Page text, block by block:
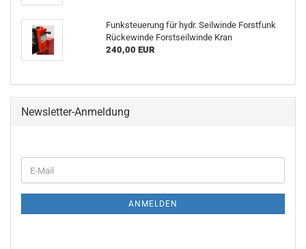
Funksteuerung für hydr. Seilwinde Forstfunk
Rückewinde Forstseilwinde Kran
240,00 EUR
Newsletter-Anmeldung
ANMELDEN